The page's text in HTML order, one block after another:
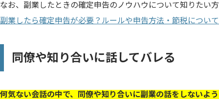
なお、副業したときの確定申告のノウハウについて知りたい
副業したら確定申告が必要？ルールや申告方法・節税につい
同僚や知り合いに話してバレる
何気ない会話の中で、同僚や知り合いに副業の話をしないよ